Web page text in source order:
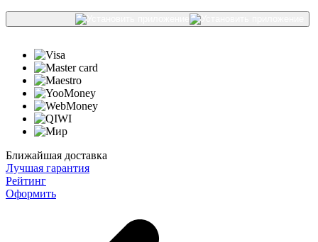
Ближайшая доставка
Лучшая гарантия
Рейтинг
Оформить